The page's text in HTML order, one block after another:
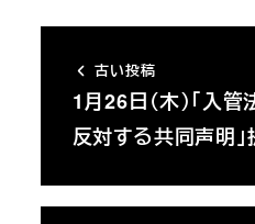
古い投稿
1月26日（木）「入
反対する共同声明